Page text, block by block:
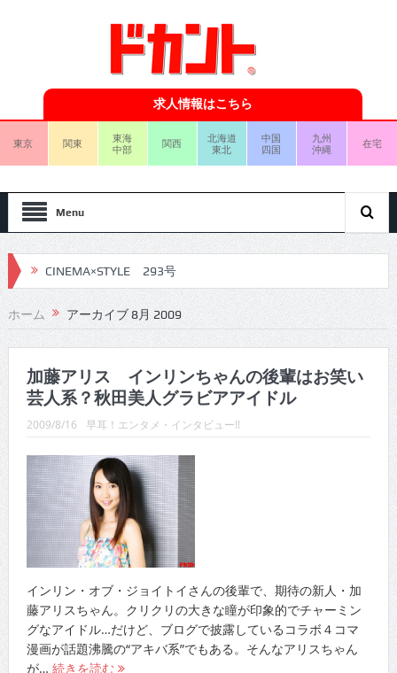
求人情報はこちら
東京 関東
東海
中部
関西
北海道
東北
中国
四国
九州
沖縄
在宅
Menu
CINEMA×STYLE 293号
CINEMA×STYLE 292号
CINEMA×STYLE 291号
CINEMA×STYLE 290号
CINEMA×STYLE 289号
CINEMA×STYLE 287号
CINEMA×STYLE 286号
CINEMA×STYLE 285号
ホーム アーカイブ 8月 2009
加藤アリス インリンちゃんの後輩はお笑い
芸人系？秋田美人グラビアアイドル
2009/8/16 早耳！エンタメ・インタビュー!!
インリン・オブ・ジョイトイさんの後輩で、期待の新人・加
藤アリスちゃん。クリクリの大きな瞳が印象的でチャーミン
グなアイドル…だけど、ブログで披露しているコラボ４コマ
漫画が話題沸騰の“アキバ系”でもある。そんなアリスちゃん
が… 続きを読む